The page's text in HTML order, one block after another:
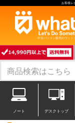
お客様
中古パソコン販売のワット
ノート デスクトップ